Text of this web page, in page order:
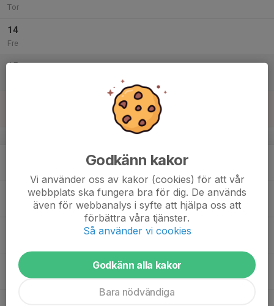
Tor
14
Fre
15
v.12
TräningGodkänn kakor
Vi använder oss av kakor (cookies) för att vår
webbplats ska fungera bra för dig. De används
även för webbanalys i syfte att hjälpa oss att
förbättra våra tjänster.
Så använder vi cookies
Godkänn alla kakor
Bara nödvändiga